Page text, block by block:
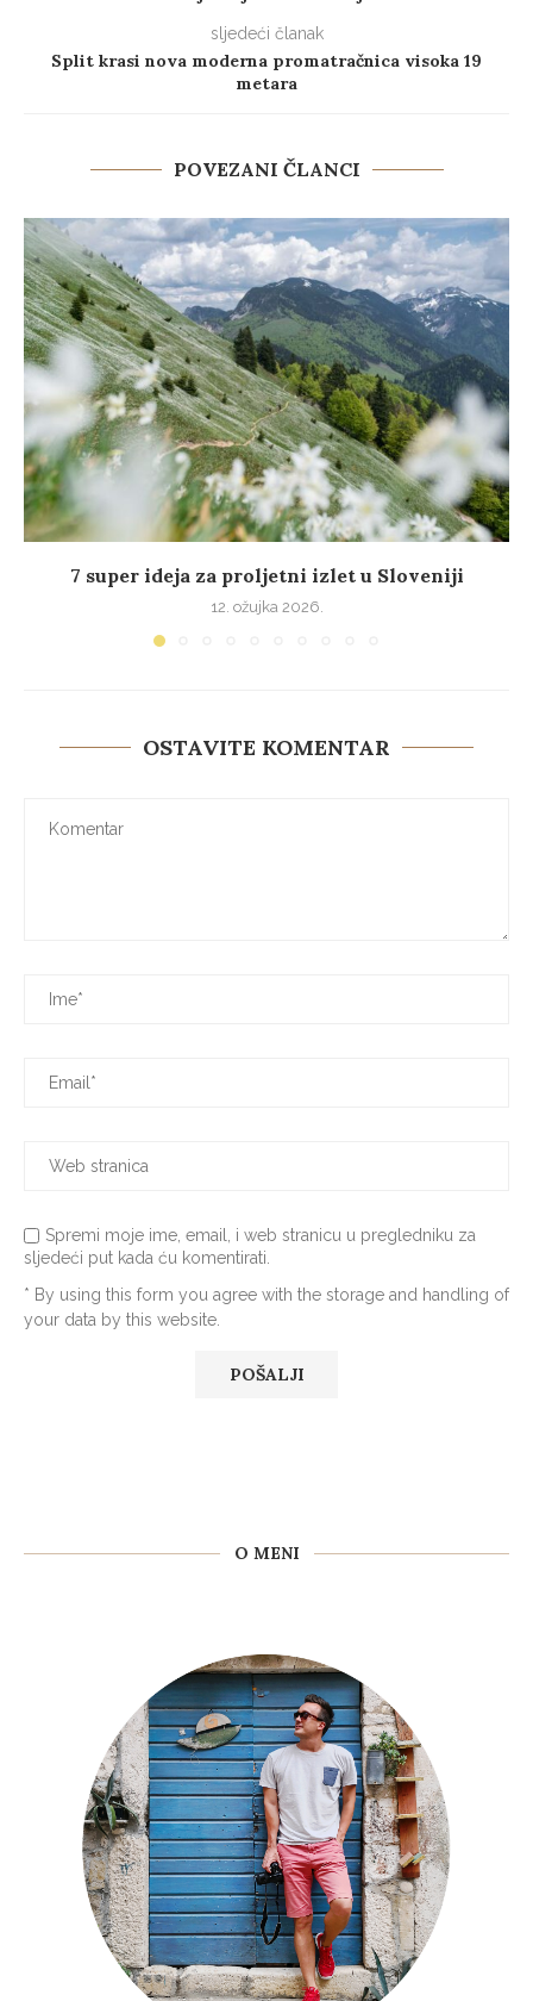
sljedeći članak
Split krasi nova moderna promatračnica visoka 19
metara
POVEZANI ČLANCI
7 super ideja za proljetni izlet u Sloveniji
12. ožujka 2026.
OSTAVITE KOMENTAR
Spremi moje ime, email, i web stranicu u pregledniku za
sljedeći put kada ću komentirati.
* By using this form you agree with the storage and handling of
your data by this website.
O MENI